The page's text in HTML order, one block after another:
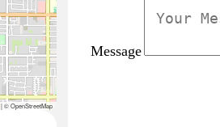
|© OpenStreetMap
Message